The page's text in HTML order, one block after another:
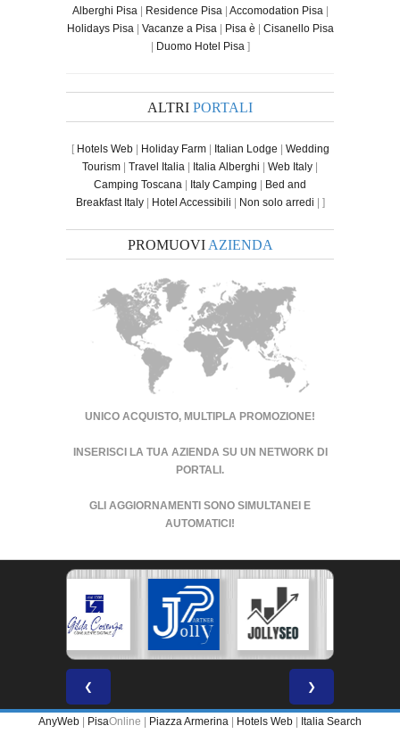
Alberghi Pisa| Residence Pisa| Accomodation Pisa|
Holidays Pisa| Vacanze a Pisa| Pisa è
Cisanello Pisa
Duomo Hotel Pisa]
ALTRI PORTALI
[ Hotels Web| Holiday Farm| Italian Lodge
Wedding
Tourism
Travel Italia Italia Alberghi Web Italy
Camping Toscana
Italy Camping
Bed and
Breakfast Italy| Hotel Accessibili Non solo arredi | ]
PROMUOVI AZIENDA
UNICO ACQUISTO, MULTIPLA PROMOZIONE!
INSERISCI LA TUA AZIENDA SU UN NETWORK DI
PORTALI .
GLI AGGIORNAMENTI SONO SIMULTANEI E
AUTOMATICI!
❮ ❯
AnyWeb PisaOnline | Piazza Armerina Hotels Web Italia Search